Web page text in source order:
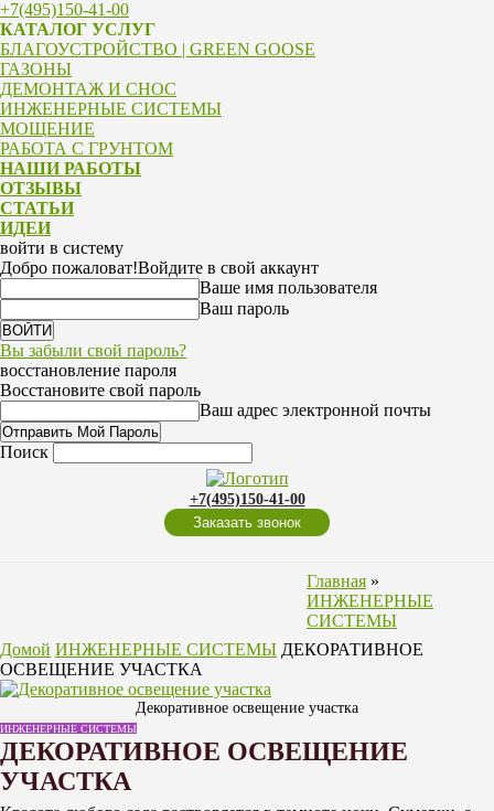
+7(495)150-41-00
КАТАЛОГ УСЛУГ
БЛАГОУСТРОЙСТВО | GREEN GOOSE
ГАЗОНЫ
ДЕМОНТАЖ И СНОС
ИНЖЕНЕРНЫЕ СИСТЕМЫ
МОЩЕНИЕ
РАБОТА С ГРУНТОМ
НАШИ РАБОТЫ
ОТЗЫВЫ
СТАТЬИ
ИДЕИ
войти в систему
Добро пожаловат!Войдите в свой аккаунт
Ваше имя пользователя
Ваш пароль
Вы забыли свой пароль?
восстановление пароля
Восстановите свой пароль
Ваш адрес электронной почты
Поиск
+7(495)150-41-00
Заказать звонок
Главная »
ИНЖЕНЕРНЫЕ
СИСТЕМЫ
Домой ИНЖЕНЕРНЫЕ СИСТЕМЫ ДЕКОРАТИВНОЕ
ОСВЕЩЕНИЕ УЧАСТКА
Декоративное освещение участка
ИНЖЕНЕРНЫЕ СИСТЕМЫ
ДЕКОРАТИВНОЕ ОСВЕЩЕНИЕ
УЧАСТКА